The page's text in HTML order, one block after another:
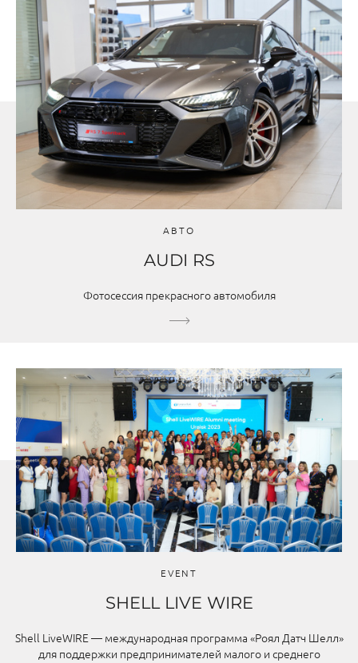
АВТО
AUDI RS
Фотосессия прекрасного автомобиля
EVENT
SHELL LIVE WIRE
Shell LiveWIRE — международная программа «Роял Датч Шелл»
для поддержки предпринимателей малого и среднего